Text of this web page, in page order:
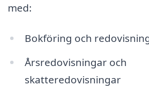
med:
Bokföring och
Årsredovisningar och
skatteredovisningar